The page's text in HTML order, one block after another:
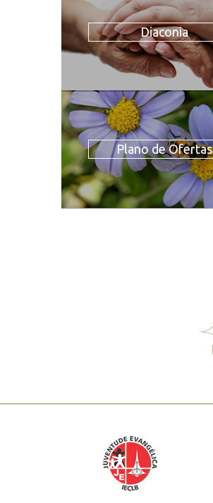
Diaconia
Plano de Ofertas